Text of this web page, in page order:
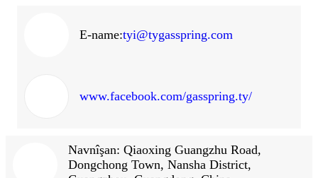
E-name:tyi@tygasspring.com
www.facebook.com/gasspring.ty/
Navnîşan: Qiaoxing Guangzhu Road,
Dongchong Town, Nansha District,